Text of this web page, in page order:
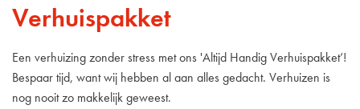
Verhuispakket
Een verhuizing zonder stress met ons 'Altijd Handig Verhuispakket’!
Bespaar tijd, want wij hebben al aan alles gedacht. Verhuizen is
nog nooit zo makkelijk geweest.